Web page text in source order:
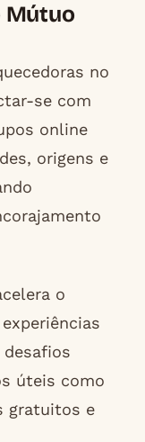
Mútuo
no
se com
online
origens e
o
úteis como
gratuitos e